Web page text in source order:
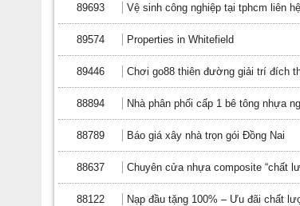
89693 Vệ sinh công nghiệp tại tphcm liên
89574 Properties in Whitefield
89446 Chơi go88 thiên đường giải trí đích
88894 Nhà phân phối cấp 1 bê tông nhựa
88789 Báo giá xây nhà trọn gói Đồng Nai
88637 Chuyên cửa nhựa composite “chất
88122 Nạp đầu tặng 100% – Ưu đãi chất